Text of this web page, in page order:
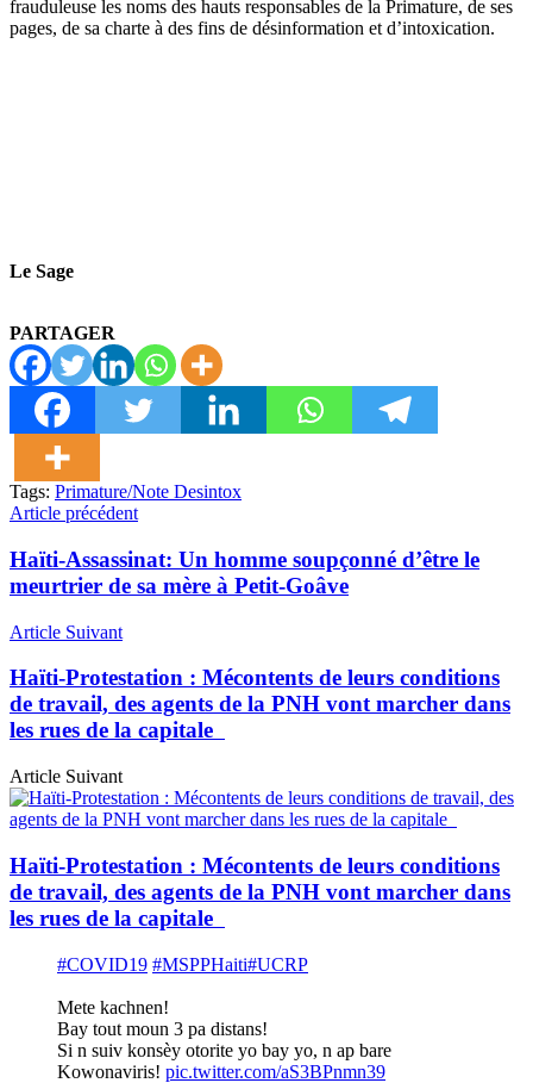
frauduleuse les noms des hauts responsables de la Primature, de ses
pages, de sa charte à des fins de désinformation et d’intoxication.
Le Sage
PARTAGER
Tags: Primature/Note Desintox
Article précédent
Haïti-Assassinat: Un homme soupçonné d’être le
meurtrier de sa mère à Petit-Goâve
Article Suivant
Haïti-Protestation : Mécontents de leurs conditions
de travail, des agents de la PNH vont marcher dans
les rues de la capitale
Article Suivant
Haïti-Protestation : Mécontents de leurs conditions
de travail, des agents de la PNH vont marcher dans
les rues de la capitale
#COVID19 #MSPPHaiti#UCRP
Mete kachnen!
Bay tout moun 3 pa distans!
Si n suiv konsèy otorite yo bay yo, n ap bare
Kowonaviris! pic.twitter.com/aS3BPnmn39